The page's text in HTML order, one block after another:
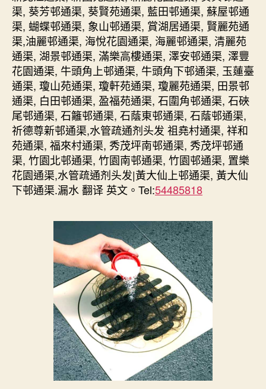
渠, 葵芳邨通渠, 葵賢苑通渠, 藍田邨通渠, 蘇屋邨通
渠, 蝴蝶邨通渠, 象山邨通渠, 賞湖居通渠, 賢麗苑通
渠,油麗邨通渠, 海悅花園通渠, 海麗邨通渠, 清麗苑
通渠, 湖景邨通渠, 滿樂高樓通渠, 澤安邨通渠, 澤豐
花園通渠, 牛頭角上邨通渠, 牛頭角下邨通渠, 玉蓮臺
通渠, 瓊山苑通渠, 瓊軒苑通渠, 瓊麗苑通渠, 田景邨
通渠, 白田邨通渠, 盈福苑通渠, 石圍角邨通渠, 石硤
尾邨通渠, 石籬邨通渠, 石蔭東邨通渠, 石蔭邨通渠,
祈德尊新邨通渠,水管疏通剂头发 祖堯村通渠, 祥和
苑通渠, 福來村通渠, 秀茂坪南邨通渠, 秀茂坪邨通
渠, 竹園北邨通渠, 竹園南邨通渠, 竹園邨通渠, 置樂
花園通渠,水管疏通剂头发|黃大仙上邨通渠, 黃大仙
下邨通渠.漏水 翻译 英文。Tel:54485818